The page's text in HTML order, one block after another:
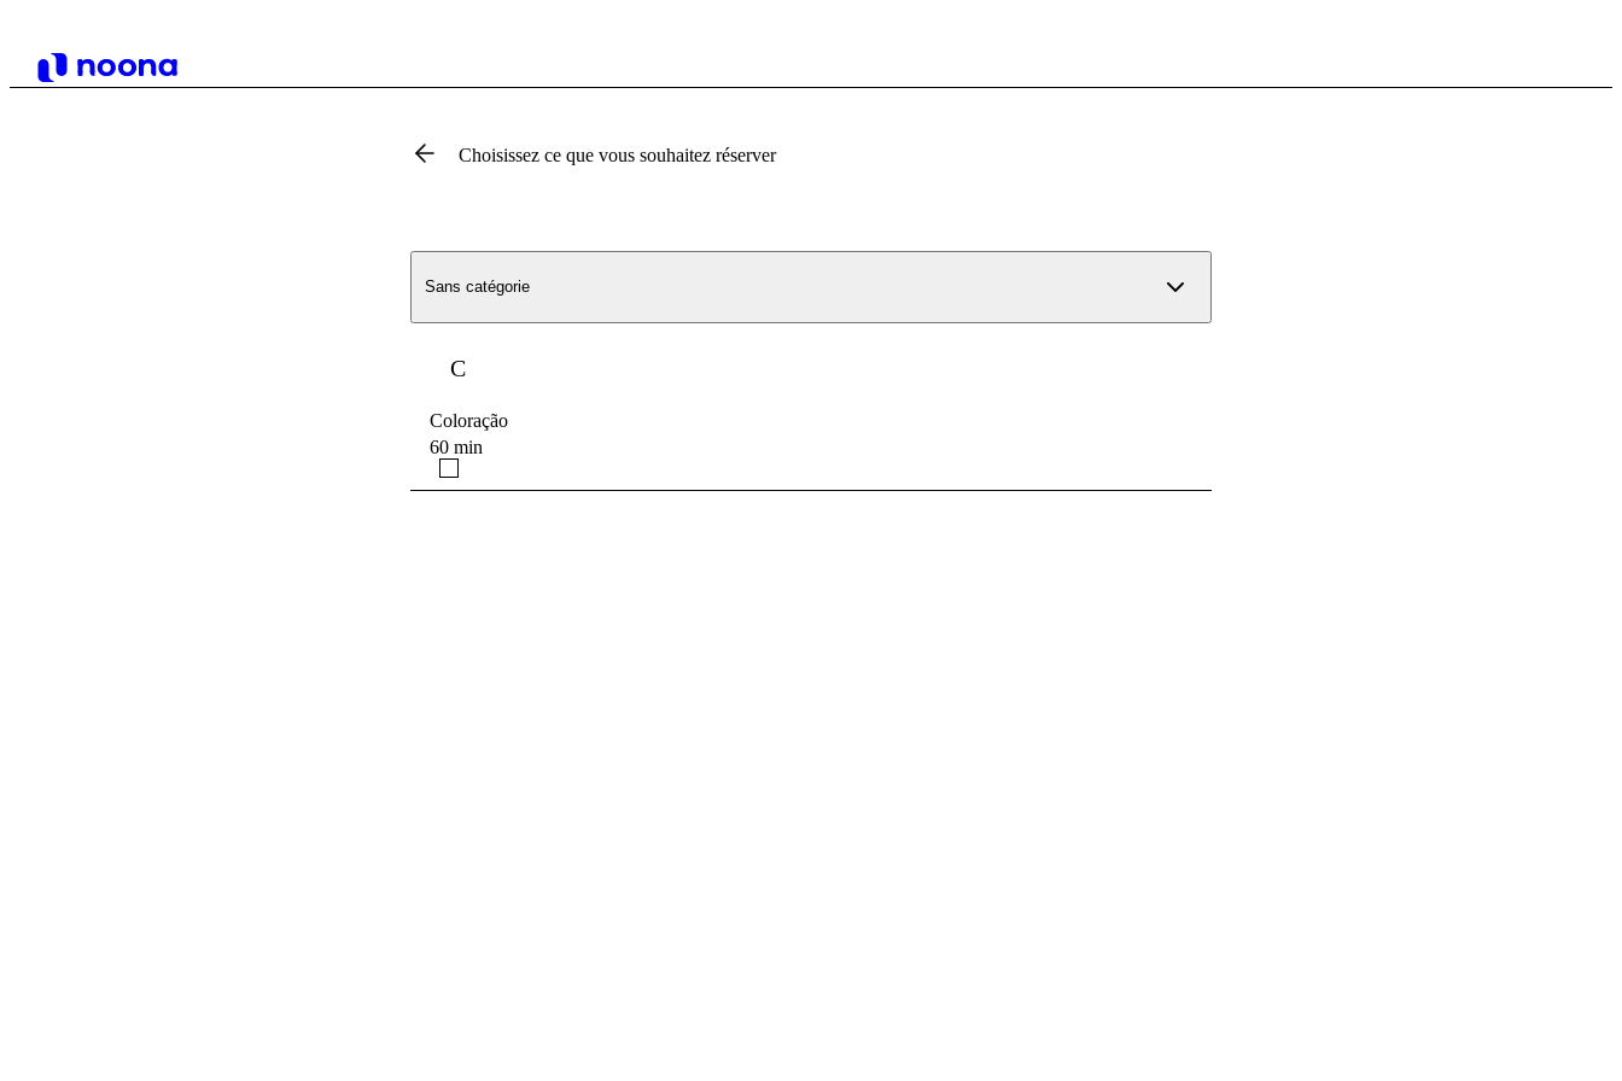
Choisissez ce que vous souhaitez réserver
Sans catégorie
C
Coloração
60 min